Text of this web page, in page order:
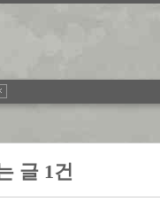
글 1건